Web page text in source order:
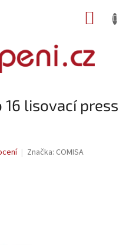
lisovací press
Značka: COMISA